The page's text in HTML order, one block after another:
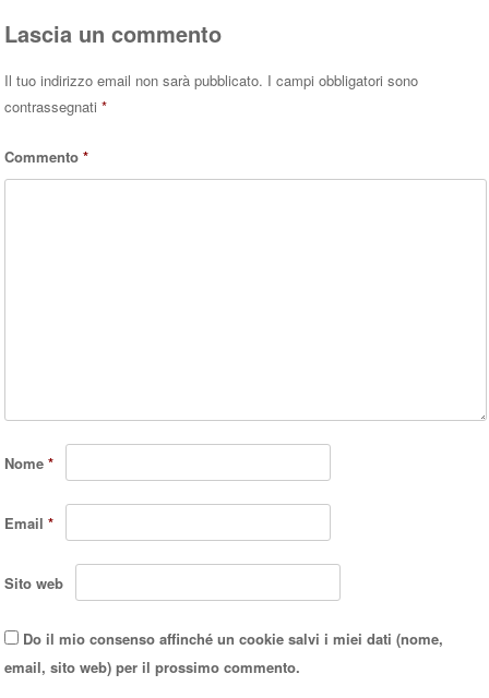
Lascia un commento
Il tuo indirizzo email non sarà pubblicato. I campi obbligatori sono
contrassegnati*
Commento*
Nome*
Email*
Sito web
Do il mio consenso affinché un cookie salvi i miei dati (nome,
email, sito web) per il prossimo commento.